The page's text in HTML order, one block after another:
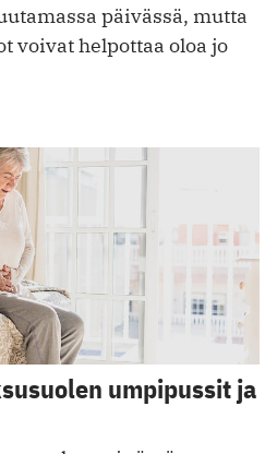
päivässä, mutta
voivat helpottaa oloa jo
umpipussit ja